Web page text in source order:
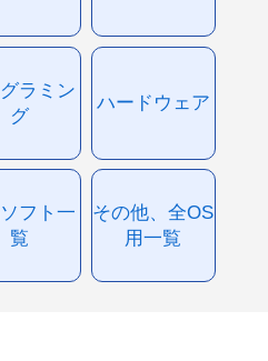
ラミン
グ
ハードウェア
フト一
覧
その他、全OS
用一覧